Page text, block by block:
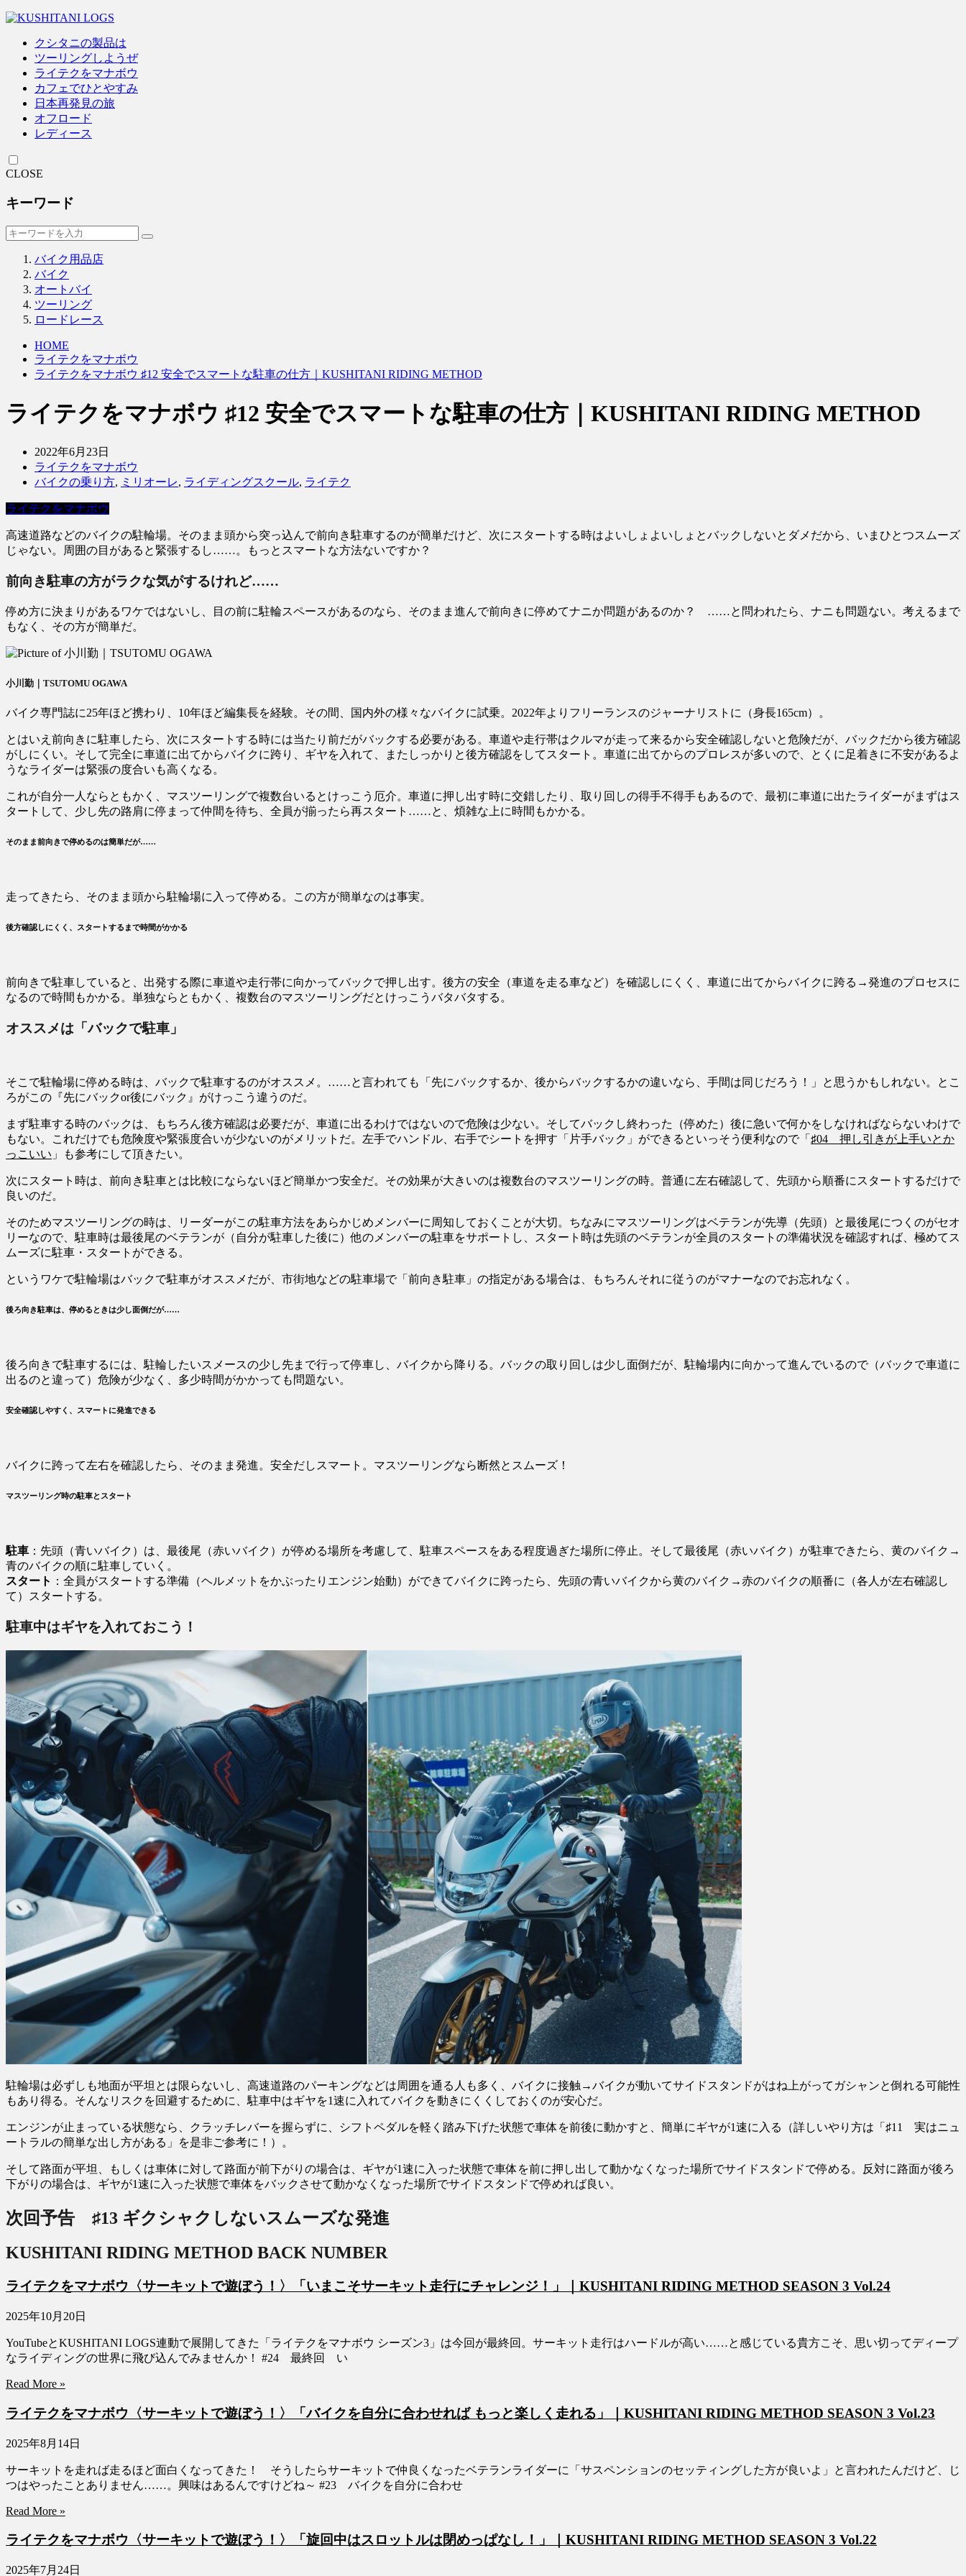
クシタニの製品は
ツーリングしようぜ
ライテクをマナボウ
カフェでひとやすみ
日本再発見の旅
オフロード
レディース
CLOSE
キーワード
バイク用品店
バイク
オートバイ
ツーリング
ロードレース
HOME
ライテクをマナボウ
ライテクをマナボウ ♯12 安全でスマートな駐車の仕方｜KUSHITANI RIDING METHOD
ライテクをマナボウ ♯12 安全でスマートな駐車の仕方｜KUSHITANI RIDING METHOD
2022年6月23日
ライテクをマナボウ
バイクの乗り方, ミリオーレ, ライディングスクール, ライテク
ライテクをマナボウ
高速道路などのバイクの駐輪場。そのまま頭から突っ込んで前向き駐車するのが簡単だけど、次にスタートする時はよいしょよいしょとバックしないとダメだから、いまひとつスムーズ
じゃない。周囲の目があると緊張するし……。もっとスマートな方法ないですか？
前向き駐車の方がラクな気がするけれど……
停め方に決まりがあるワケではないし、目の前に駐輪スペースがあるのなら、そのまま進んで前向きに停めてナニか問題があるのか？ ……と問われたら、ナニも問題ない。考えるまで
もなく、その方が簡単だ。
小川勤｜TSUTOMU OGAWA
バイク専門誌に25年ほど携わり、10年ほど編集長を経験。その間、国内外の様々なバイクに試乗。2022年よりフリーランスのジャーナリストに（身長165cm）。
とはいえ前向きに駐車したら、次にスタートする時には当たり前だがバックする必要がある。車道や走行帯はクルマが走って来るから安全確認しないと危険だが、バックだから後方確認
がしにくい。そして完全に車道に出てからバイクに跨り、ギヤを入れて、またしっかりと後方確認をしてスタート。車道に出てからのプロレスが多いので、とくに足着きに不安があるよ
うなライダーは緊張の度合いも高くなる。
これが自分一人ならともかく、マスツーリングで複数台いるとけっこう厄介。車道に押し出す時に交錯したり、取り回しの得手不得手もあるので、最初に車道に出たライダーがまずはス
タートして、少し先の路肩に停まって仲間を待ち、全員が揃ったら再スタート……と、煩雑な上に時間もかかる。
そのまま前向きで停めるのは簡単だが……
走ってきたら、そのまま頭から駐輪場に入って停める。この方が簡単なのは事実。
後方確認しにくく、スタートするまで時間がかかる
前向きで駐車していると、出発する際に車道や走行帯に向かってバックで押し出す。後方の安全（車道を走る車など）を確認しにくく、車道に出てからバイクに跨る→発進のプロセスに
なるので時間もかかる。単独ならともかく、複数台のマスツーリングだとけっこうバタバタする。
オススメは「バックで駐車」
そこで駐輪場に停める時は、バックで駐車するのがオススメ。……と言われても「先にバックするか、後からバックするかの違いなら、手間は同じだろう！」と思うかもしれない。とこ
ろがこの『先にバックor後にバック』がけっこう違うのだ。
まず駐車する時のバックは、もちろん後方確認は必要だが、車道に出るわけではないので危険は少ない。そしてバックし終わった（停めた）後に急いで何かをしなければならないわけで
もない。これだけでも危険度や緊張度合いが少ないのがメリットだ。左手でハンドル、右手でシートを押す「片手バック」ができるといっそう便利なので「 ♯04 押し引きが上手いとか
っこいい 」も参考にして頂きたい。
次にスタート時は、前向き駐車とは比較にならないほど簡単かつ安全だ。その効果が大きいのは複数台のマスツーリングの時。普通に左右確認して、先頭から順番にスタートするだけで
良いのだ。
そのためマスツーリングの時は、リーダーがこの駐車方法をあらかじめメンバーに周知しておくことが大切。ちなみにマスツーリングはベテランが先導（先頭）と最後尾につくのがセオ
リーなので、駐車時は最後尾のベテランが（自分が駐車した後に）他のメンバーの駐車をサポートし、スタート時は先頭のベテランが全員のスタートの準備状況を確認すれば、極めてス
ムーズに駐車・スタートができる。
というワケで駐輪場はバックで駐車がオススメだが、市街地などの駐車場で「前向き駐車」の指定がある場合は、もちろんそれに従うのがマナーなのでお忘れなく。
後ろ向き駐車は、停めるときは少し面倒だが……
後ろ向きで駐車するには、駐輪したいスメースの少し先まで行って停車し、バイクから降りる。バックの取り回しは少し面倒だが、駐輪場内に向かって進んでいるので（バックで車道に
出るのと違って）危険が少なく、多少時間がかかっても問題ない。
安全確認しやすく、スマートに発進できる
バイクに跨って左右を確認したら、そのまま発進。安全だしスマート。マスツーリングなら断然とスムーズ！
マスツーリング時の駐車とスタート
駐車 ：先頭（青いバイク）は、最後尾（赤いバイク）が停める場所を考慮して、駐車スペースをある程度過ぎた場所に停止。そして最後尾（赤いバイク）が駐車できたら、黄のバイク→
青のバイクの順に駐車していく。
スタート ：全員がスタートする準備（ヘルメットをかぶったりエンジン始動）ができてバイクに跨ったら、先頭の青いバイクから黄のバイク→赤のバイクの順番に（各人が左右確認し
て）スタートする。
駐車中はギヤを入れておこう！
駐輪場は必ずしも地面が平坦とは限らないし、高速道路のパーキングなどは周囲を通る人も多く、バイクに接触→バイクが動いてサイドスタンドがはね上がってガシャンと倒れる可能性
もあり得る。そんなリスクを回避するために、駐車中はギヤを1速に入れてバイクを動きにくくしておくのが安心だ。
エンジンが止まっている状態なら、クラッチレバーを握らずに、シフトペダルを軽く踏み下げた状態で車体を前後に動かすと、簡単にギヤが1速に入る（詳しいやり方は「♯11 実はニュ
ートラルの簡単な出し方がある」を是非ご参考に！）。
そして路面が平坦、もしくは車体に対して路面が前下がりの場合は、ギヤが1速に入った状態で車体を前に押し出して動かなくなった場所でサイドスタンドで停める。反対に路面が後ろ
下がりの場合は、ギヤが1速に入った状態で車体をバックさせて動かなくなった場所でサイドスタンドで停めれば良い。
次回予告 ♯13 ギクシャクしないスムーズな発進
KUSHITANI RIDING METHOD BACK NUMBER
ライテクをマナボウ〈サーキットで遊ぼう！〉「いまこそサーキット走行にチャレンジ！」｜KUSHITANI RIDING METHOD SEASON 3 Vol.24
2025年10月20日
YouTubeとKUSHITANI LOGS連動で展開してきた「ライテクをマナボウ シーズン3」は今回が最終回。サーキット走行はハードルが高い……と感じている貴方こそ、思い切ってディープ
なライディングの世界に飛び込んでみませんか！ #24 最終回 い
Read More »
ライテクをマナボウ〈サーキットで遊ぼう！〉「バイクを自分に合わせれば もっと楽しく走れる」｜KUSHITANI RIDING METHOD SEASON 3 Vol.23
2025年8月14日
サーキットを走れば走るほど面白くなってきた！ そうしたらサーキットで仲良くなったベテランライダーに「サスペンションのセッティングした方が良いよ」と言われたんだけど、じ
つはやったことありません……。興味はあるんですけどね～ #23 バイクを自分に合わせ
Read More »
ライテクをマナボウ〈サーキットで遊ぼう！〉「旋回中はスロットルは閉めっぱなし！」｜KUSHITANI RIDING METHOD SEASON 3 Vol.22
2025年7月24日